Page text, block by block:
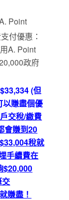
Point
付優惠：
A. Point
政府
(但
以賺盡個優
交稅/繳費
會賺到20
稅就
手續費在
$20,000
交
就賺盡！